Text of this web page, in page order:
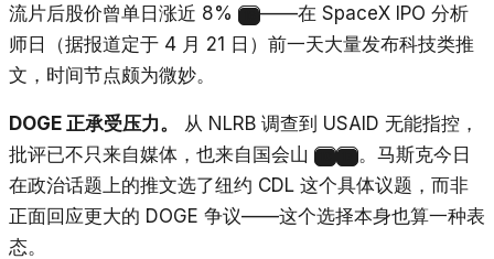
流片后股价曾单日涨近 8%
——在 SpaceX IPO 分析
师日（据报道定于 4 月 21 日）前一天大量发布科技类推
文，时间节点颇为微妙。
DOGE 正承受压力。
从 NLRB 调查到 USAID 无能指控，
批评已不只来自媒体，也来自国会山
。马斯克今日
在政治话题上的推文选了纽约 CDL 这个具体议题，而非
正面回应更大的 DOGE 争议——这个选择本身也算一种表
态。